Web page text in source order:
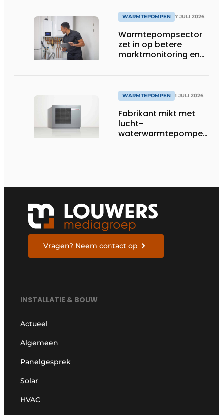
WARMTEPOMPEN 7 JULI 2026
Warmtepompsector
zet in op betere
marktmonitoring en
WARMTEPOMPEN 1 JULI 2026
Fabrikant mikt met
lucht-
waterwarmtepompen
Vragen? Neem contact op
INSTALLATIE & BOUW
Actueel
Algemeen
Panelgesprek
Solar
HVAC